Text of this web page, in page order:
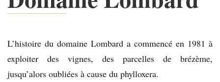
L’histoire du domaine Lombard a commencé en 1981 à
exploiter des vignes, des parcelles de brézème,
jusqu’alors oubliées à cause du phylloxera.